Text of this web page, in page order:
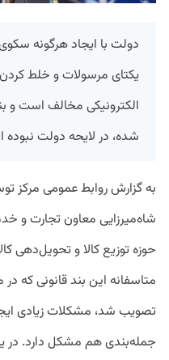
دولت با ایجاد هرگونه
یکتای مرسولات و خلط
الکترونیکی مخالف است و
شده، در لایحه دولت
به گزارش روابط عمومی مرکز
شاه‌میرزایی معاون تجارت و
حوزه توزیع کالا و تحویلدهی
متاسفانه این بند قانونی که
تصویب شد، مشکلات زیادی
جمله‌بندی هم مشکل دارد. در